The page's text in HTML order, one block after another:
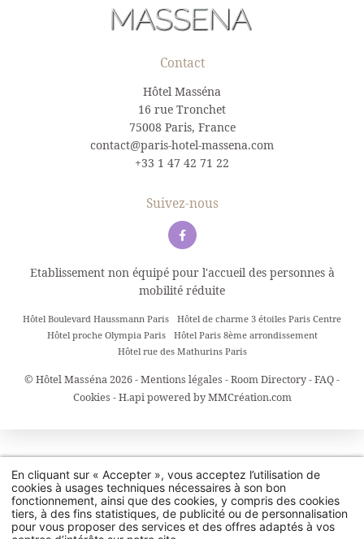
Contact
Hôtel Masséna
16 rue Tronchet
75008 Paris, France
contact@paris-hotel-massena.com
+33 1 47 42 71 22
Suivez-nous
Etablissement non équipé pour l'accueil des personnes à
mobilité réduite
Hôtel Boulevard Haussmann Paris
Hôtel de charme 3 étoiles Paris Centre
Hôtel proche Olympia Paris
Hôtel Paris 8ème arrondissement
Hôtel rue des Mathurins Paris
© Hôtel Masséna 2026 -Mentions légales -Room Directory-FAQ-
Cookies -H.apipowered byMMCréation.com
En cliquant sur « Accepter », vous acceptez l’utilisation de
cookies à usages techniques nécessaires à son bon
fonctionnement, ainsi que des cookies, y compris des cookies
tiers, à des fins statistiques, de publicité ou de personnalisation
pour vous proposer des services et des offres adaptés à vos